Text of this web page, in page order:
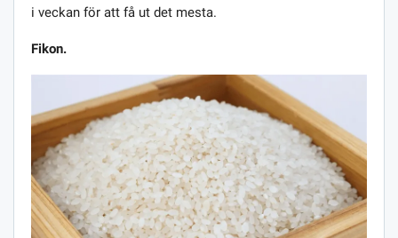
i veckan för att få ut det mesta.
Fikon.